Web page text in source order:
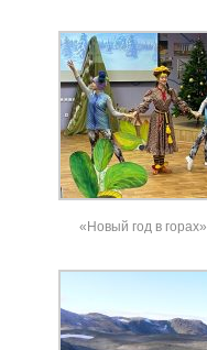
«Новый год в горах»